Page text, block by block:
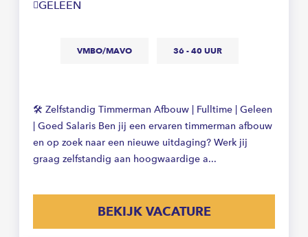
GELEEN
VMBO/MAVO 36 - 40 UUR
🛠️ Zelfstandig Timmerman Afbouw | Fulltime | Geleen
| Goed Salaris Ben jij een ervaren timmerman afbouw
en op zoek naar een nieuwe uitdaging? Werk jij
graag zelfstandig aan hoogwaardige a...
BEKIJK VACATURE